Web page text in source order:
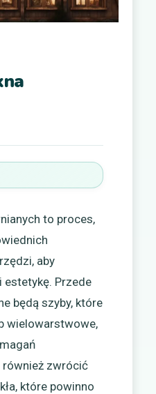
to proces,
aby
estetykę. Przede
będą szyby, które
wielowarstwowe,
również zwrócić
które powinno